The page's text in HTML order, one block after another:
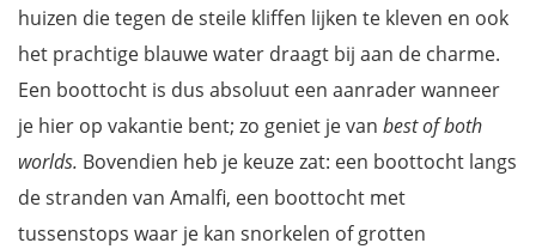
huizen die tegen de steile kliffen lijken te kleven en ook
het prachtige blauwe water draagt bij aan de charme.
Een boottocht is dus absoluut een aanrader wanneer
je hier op vakantie bent; zo geniet je van best of both
worlds. Bovendien heb je keuze zat: een boottocht langs
de stranden van Amalfi, een boottocht met
tussenstops waar je kan snorkelen of grotten